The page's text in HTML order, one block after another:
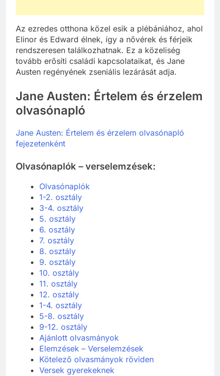
Az ezredes otthona közel esik a plébániához, ahol
Elinor és Edward élnek, így a nővérek és férjeik
rendszeresen találkozhatnak. Ez a közeliség
tovább erősíti családi kapcsolataikat, és Jane
Austen regényének zseniális lezárását adja.
Jane Austen: Értelem és érzelem
olvasónapló
Jane Austen: Értelem és érzelem olvasónapló
fejezetenként
Olvasónaplók – verselemzések:
Olvasónaplók
1-2. osztály
3-4. osztály
5. osztály
6. osztály
7. osztály
8. osztály
9. osztály
10. osztály
11. osztály
12. osztály
1-4. osztály
5-8. osztály
9-12. osztály
Ajánlott olvasmányok
Elemzések – Verselemzések
Kötelező olvasmányok röviden
Versek gyerekeknek